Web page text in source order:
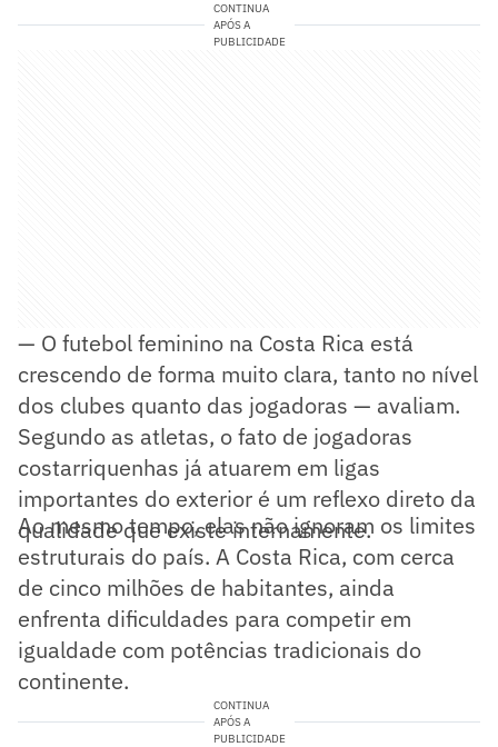
CONTINUA
APÓS A
PUBLICIDADE
— O futebol feminino na Costa Rica está
crescendo de forma muito clara, tanto no nível
dos clubes quanto das jogadoras — avaliam.
Segundo as atletas, o fato de jogadoras
costarriquenhas já atuarem em ligas
importantes do exterior é um reflexo direto da
qualidade que existe internamente.
Ao mesmo tempo, elas não ignoram os limites
estruturais do país. A Costa Rica, com cerca
de cinco milhões de habitantes, ainda
enfrenta dificuldades para competir em
igualdade com potências tradicionais do
continente.
CONTINUA
APÓS A
PUBLICIDADE